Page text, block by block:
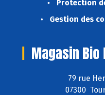
Protection
Gestion des
Magasin Bio
79 rue
07300